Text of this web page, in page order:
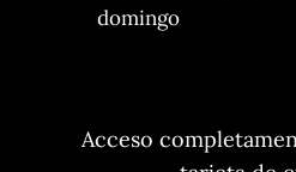
domingo
Acceso